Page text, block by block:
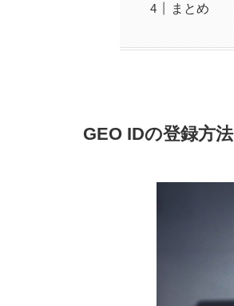
まとめ
GEO IDの登録方法